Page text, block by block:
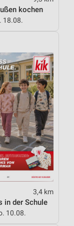
kochen
18.08.
3,4 km
in der Schule
10.08.